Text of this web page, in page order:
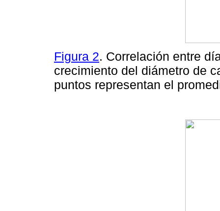
Figura 2. Correlación entre
crecimiento del diámetro de
puntos representan el